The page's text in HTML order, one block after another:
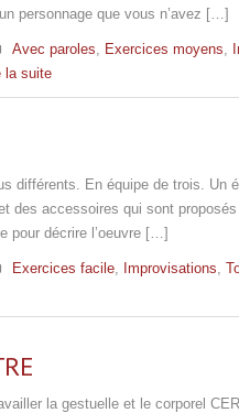
personnage que vous n’avez […]
Avec paroles, Exercices moyens,
la suite
différents. En équipe de trois.
des accessoires qui sont
pour décrire l’oeuvre […]
Exercices facile, Improvisations,
la gestuelle et le corporel